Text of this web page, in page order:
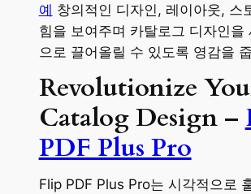
예 창의적인 디자인, 레이아웃, 스
힘을 보여주며 카탈로그 디자인을
으로 끌어올릴 수 있도록 영감을
Revolutionize
Catalog Design –
PDF Plus Pro
Flip PDF Plus Pro는 시각적으로